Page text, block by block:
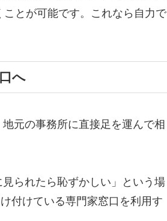
とが可能です。これなら自力で
へ
元の事務所に直接足を運んで相
られたら恥ずかしい」という場
付けている専門家窓口を利用す